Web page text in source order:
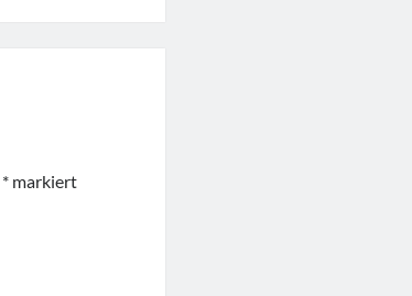
* markiert